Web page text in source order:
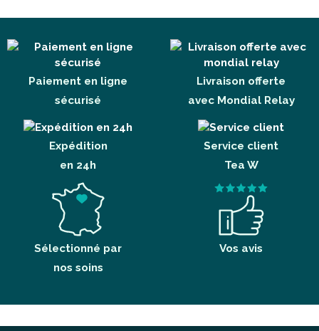
Paiement en ligne
sécurisé
Livraison offerte
avec Mondial Relay
Expédition
en 24h
Service client
Tea W
Sélectionné par
nos soins
Vos avis